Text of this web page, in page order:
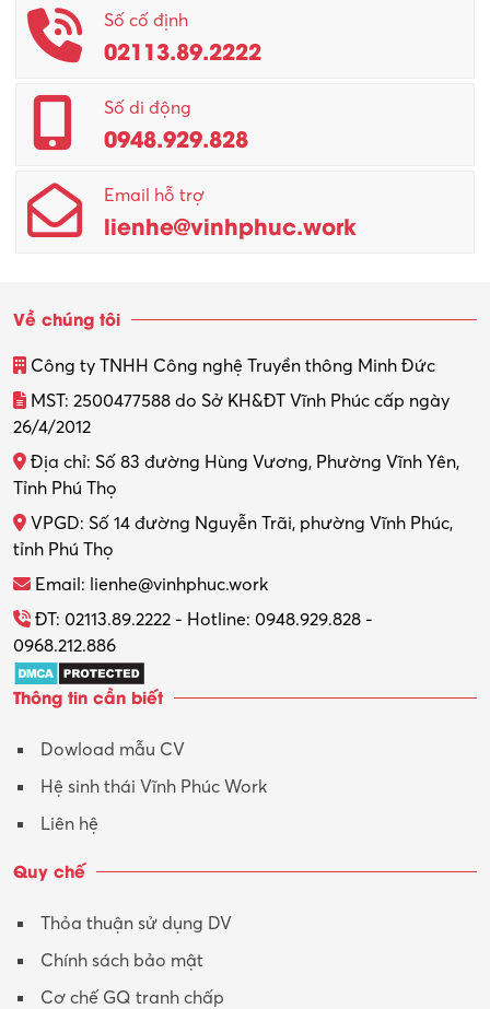
Phục vụ khác
Promotion Girl (PG)
Quản lý – Giám đốc
Quản lý chất lượng – QC
Quản lý sản xuất
Quản trị kinh doanh
Thiết kế nội thất
Thợ máy – Ô tô – Xe máy
Thực tập
Tổ chức sự kiện – Quà tặng
Trợ lý
Tư vấn
Tư vấn – Kiến trúc
Y tế-Dược
Số cố định
02113.89.2222
Số di động
0948.929.828
Email hỗ trợ
lienhe@vinhphuc.work
Về chúng tôi
Công ty TNHH Công nghệ Truyền thông Minh Đức
MST: 2500477588 do Sở KH&ĐT Vĩnh Phúc cấp ngày
26/4/2012
Địa chỉ: Số 83 đường Hùng Vương, Phường Vĩnh Yên,
Tỉnh Phú Thọ
VPGD: Số 14 đường Nguyễn Trãi, phường Vĩnh Phúc,
tỉnh Phú Thọ
Email: lienhe@vinhphuc.work
ĐT: 02113.89.2222 - Hotline: 0948.929.828 -
0968.212.886
Thông tin cần biết
Dowload mẫu CV
Hệ sinh thái Vĩnh Phúc Work
Liên hệ
Quy chế
Thỏa thuận sử dụng DV
Chính sách bảo mật
Cơ chế GQ tranh chấp